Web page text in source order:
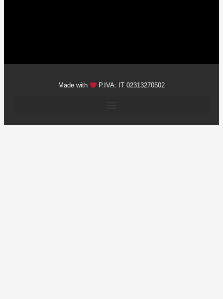
Made with P.IVA: IT 02313270502